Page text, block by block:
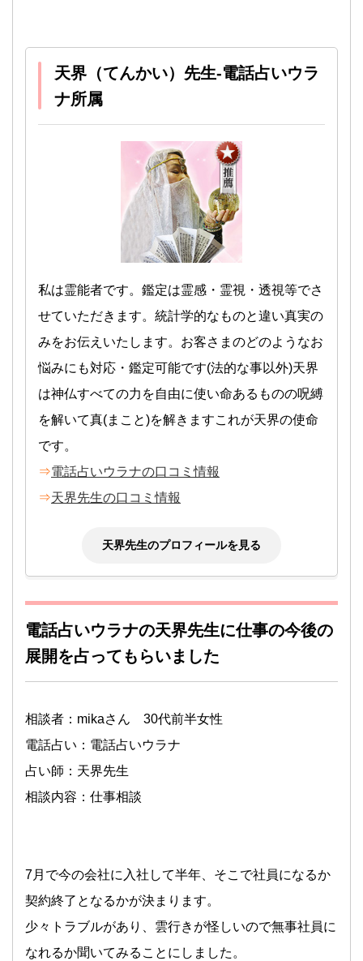
天界（てんかい）先生-電話占いウラ
ナ所属
私は霊能者です。鑑定は霊感・霊視・透視等でさ
せていただきます。統計学的なものと違い真実の
みをお伝えいたします。お客さまのどのようなお
悩みにも対応・鑑定可能です(法的な事以外)天界
は神仏すべての力を自由に使い命あるものの呪縛
を解いて真(まこと)を解きますこれが天界の使命
です。
⇒電話占いウラナの口コミ情報
⇒天界先生の口コミ情報
天界先生のプロフィールを見る
電話占いウラナの天界先生に仕事の今後の
展開を占ってもらいました
相談者：mikaさん 30代前半女性
電話占い：電話占いウラナ
占い師：天界先生
相談内容：仕事相談
7月で今の会社に入社して半年、そこで社員になるか
契約終了となるかが決まります。
少々トラブルがあり、雲行きが怪しいので無事社員に
なれるか聞いてみることにしました。